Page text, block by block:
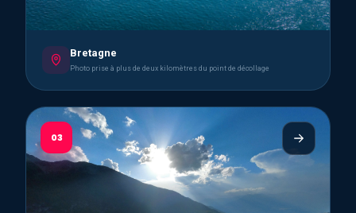
Bretagne
Photo prise à plus de deux kilomètres du point de décollage
03